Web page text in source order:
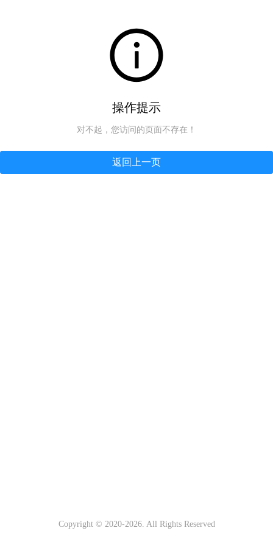
操作提示
对不起，您访问的页面不存在！
返回上一页
Copyright © 2020-2026. All Rights Reserved